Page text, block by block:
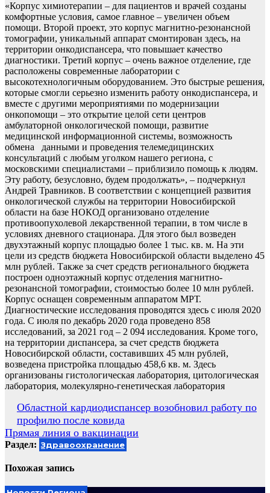
«Корпус химиотерапии – для пациентов и врачей созданы
комфортные условия, самое главное – увеличен объем
помощи. Второй проект, это корпус магнитно-резонансной
томографии, уникальный аппарат смонтирован здесь, на
территории онкодиспансера, что повышает качество
диагностики. Третий корпус – очень важное отделение, где
расположены современные лаборатории с
высокотехнологичным оборудованием. Это быстрые решения,
которые смогли серьезно изменить работу онкодиспансера, и
вместе с другими мероприятиями по модернизации
онкопомощи – это открытие целой сети центров
амбулаторной онкологической помощи, развитие
медицинской информационной системы, возможность
обмена данными и проведения телемедицинских
консультаций с любым уголком нашего региона, с
московскими специалистами – приблизило помощь к людям.
Эту работу, безусловно, будем продолжать», – подчеркнул
Андрей Травников. В соответствии с концепцией развития
онкологической службы на территории Новосибирской
области на базе НОКОД организовано отделение
противоопухолевой лекарственной терапии, в том числе в
условиях дневного стационара. Для этого был возведен
двухэтажный корпус площадью более 1 тыс. кв. м. На эти
цели из средств бюджета Новосибирской области выделено 45
млн рублей. Также за счет средств регионального бюджета
построен одноэтажный корпус отделения магнитно-
резонансной томографии, стоимостью более 10 млн рублей.
Корпус оснащен современным аппаратом МРТ.
Диагностические исследования проводятся здесь с июля 2020
года. С июля по декабрь 2020 года проведено 858
исследований, за 2021 год – 2 094 исследования. Кроме того,
на территории диспансера, за счет средств бюджета
Новосибирской области, составивших 45 млн рублей,
возведена пристройка площадью 458,6 кв. м. Здесь
организованы гистологическая лаборатория, цитологическая
лаборатория, молекулярно-генетическая лаборатория
Навигация
по
записям
Областной кардиодиспансер возобновил работу по
профилю после ковида
Прямая линия о вакцинации
Раздел: Здравоохранение
Похожая запись